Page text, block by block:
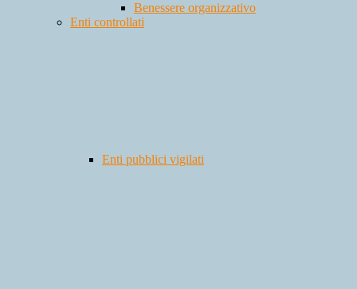
Benessere organizzativo
Enti controllati
Enti pubblici vigilati